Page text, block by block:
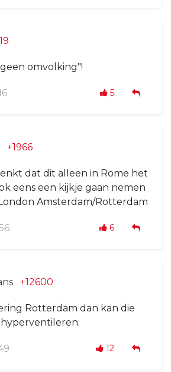
omvolking"!
5
+1966
dat dit alleen in Rome het
eens een kijkje gaan nemen
Amsterdam/Rotterdam
6
+12600
Rotterdam dan kan die
12